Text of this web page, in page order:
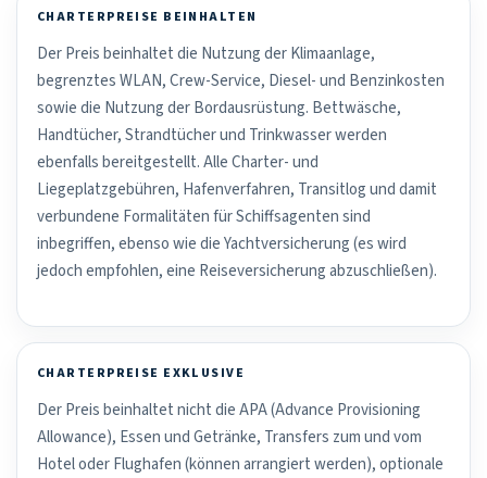
CHARTERPREISE BEINHALTEN
Der Preis beinhaltet die Nutzung der Klimaanlage,
begrenztes WLAN, Crew-Service, Diesel- und Benzinkosten
sowie die Nutzung der Bordausrüstung. Bettwäsche,
Handtücher, Strandtücher und Trinkwasser werden
ebenfalls bereitgestellt. Alle Charter- und
Liegeplatzgebühren, Hafenverfahren, Transitlog und damit
verbundene Formalitäten für Schiffsagenten sind
inbegriffen, ebenso wie die Yachtversicherung (es wird
jedoch empfohlen, eine Reiseversicherung abzuschließen).
CHARTERPREISE EXKLUSIVE
Der Preis beinhaltet nicht die APA (Advance Provisioning
Allowance), Essen und Getränke, Transfers zum und vom
Hotel oder Flughafen (können arrangiert werden), optionale